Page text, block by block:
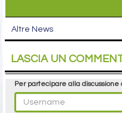
Altre News
LASCIA UN
Per partecipare alla